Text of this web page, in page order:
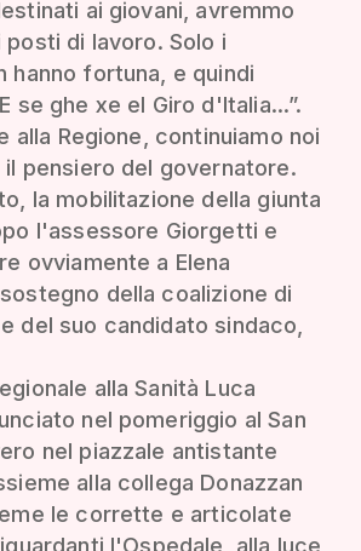
ai giovani, avremmo
posti di lavoro. Solo i
hanno fortuna, e quindi
se ghe xe el Giro d'Italia...”.
alla Regione, continuiamo noi
pensiero del governatore.
la mobilitazione della giunta
l'assessore Giorgetti e
ovviamente a Elena
della coalizione di
del suo candidato sindaco,
alla Sanità Luca
nel pomeriggio al San
nel piazzale antistante
alla collega Donazzan
le corrette e articolate
l'Ospedale, alla luce